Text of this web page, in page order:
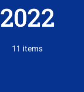
2022
11 items